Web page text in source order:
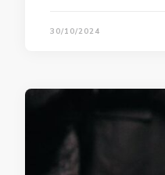
30/10/2024